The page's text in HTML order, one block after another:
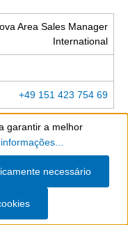
Area Sales Manager
International
+49 151 423 754 69
Area Sales Manager
International
+49 175 22 11 473
garantir a melhor
necessário